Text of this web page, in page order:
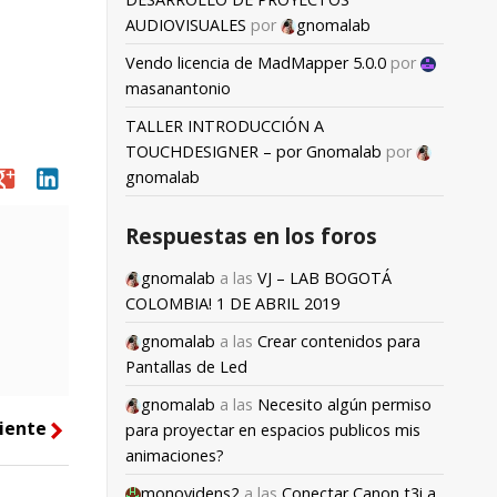
linkedin
right
AUDIOVISUALES por
gnomalab
Vendo licencia de MadMapper 5.0.0 por
masanantonio
TALLER INTRODUCCIÓN A
TOUCHDESIGNER – por Gnomalab por
gnomalab
Respuestas en los foros
gnomalab a las VJ – LAB BOGOTÁ
COLOMBIA! 1 DE ABRIL 2019
gnomalab a las Crear contenidos para
Pantallas de Led
gnomalab a las Necesito algún permiso
para proyectar en espacios publicos mis
animaciones?